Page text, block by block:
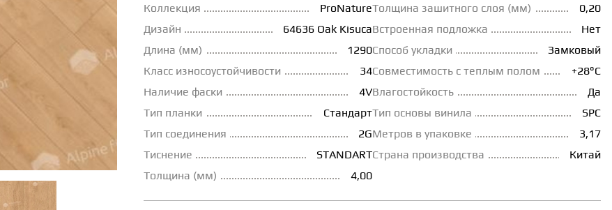
Коллекция
ProNature
Дизайн
64636 Oak Kisuca
Длина (мм)
1290
Класс износоустойчивости
34
Наличие фаски
4V
Тип планки
Стандарт
Тип соединения
2G
Тиснение
STANDART
Толщина (мм)
4,00
Толщина зашитного слоя (мм)
0,20
Встроенная подложка
Нет
Способ укладки
Замковый
Совместимость с теплым полом
+28°С
Влагостойкость
Да
Тип основы винила
SPC
Метров в упаковке
3,17
Страна производства
Китай